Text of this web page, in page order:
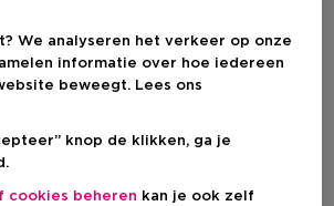
We analyseren het verkeer op onze
informatie over hoe iedereen
beweegt. Lees ons
knop de klikken, ga je
cookies beheren kan je ook zelf